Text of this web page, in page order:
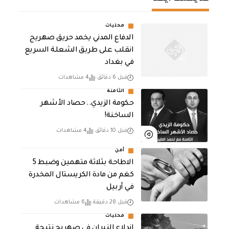
محليات
الدفاع المدني يخمد حريق صهريج
انقلب على طريق الشعلة السريع
في بغداد
قبل 6 دقائق 4 مشاهدات
الثامنة
حكومة الزيدي.. حصاد الأشهر
الساخنة!
قبل 10 دقائق 4 مشاهدات
أمن
الاطاحة بثلاثة متهمين وضبط 5
كغم من مادة الكريستال المخدرة ​
في أربيل
قبل 28 دقيقة 6 مشاهدات
محليات